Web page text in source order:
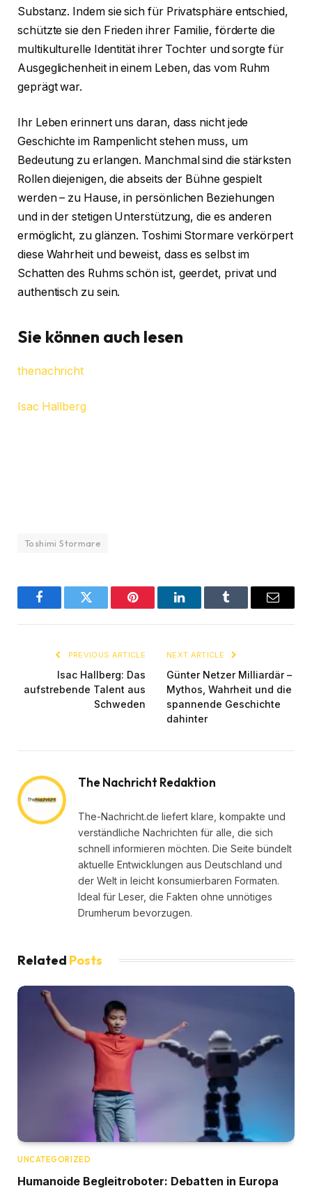
Substanz. Indem sie sich für Privatsphäre entschied,
schützte sie den Frieden ihrer Familie, förderte die
multikulturelle Identität ihrer Tochter und sorgte für
Ausgeglichenheit in einem Leben, das vom Ruhm
geprägt war.
Ihr Leben erinnert uns daran, dass nicht jede
Geschichte im Rampenlicht stehen muss, um
Bedeutung zu erlangen. Manchmal sind die stärksten
Rollen diejenigen, die abseits der Bühne gespielt
werden – zu Hause, in persönlichen Beziehungen
und in der stetigen Unterstützung, die es anderen
ermöglicht, zu glänzen. Toshimi Stormare verkörpert
diese Wahrheit und beweist, dass es selbst im
Schatten des Ruhms schön ist, geerdet, privat und
authentisch zu sein.
Sie können auch lesen
thenachricht
Isac Hallberg
Toshimi Stormare
FacebookTwitter Pinterest LinkedInTumblr Email
PREVIOUS ARTICLE
Isac Hallberg: Das
aufstrebende Talent aus
Schweden
NEXT ARTICLE
Günter Netzer Milliardär –
Mythos, Wahrheit und die
spannende Geschichte
dahinter
The Nachricht Redaktion
The-Nachricht.de liefert klare, kompakte und
verständliche Nachrichten für alle, die sich
schnell informieren möchten. Die Seite bündelt
aktuelle Entwicklungen aus Deutschland und
der Welt in leicht konsumierbaren Formaten.
Ideal für Leser, die Fakten ohne unnötiges
Drumherum bevorzugen.
Related Posts
UNCATEGORIZED
Humanoide Begleitroboter: Debatten in Europa